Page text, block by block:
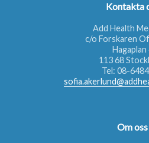
Kontakta
Add Health
c/o Forskaren
Hagaplan
113 68
Tel: 08-
Om oss